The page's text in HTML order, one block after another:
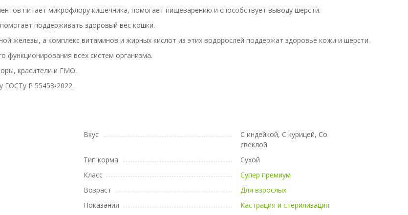
питает микрофлору кишечника, помогает пищеварению и способствует выводу шерсти.
поддерживать здоровый вес кошки.
железы, а комплекс витаминов и жирных кислот из этих водорослей поддержат здоровье кожи и шерсти.
функционирования всех систем организма.
красители и ГМО.
ГОСТу Р 55453-2022.
Вкус
С индейкой, С курицей, Со
свеклой
Тип корма
Сухой
Класс
Супер премиум
Возраст
Для взрослых
Показания
Кастрация и стерилизация